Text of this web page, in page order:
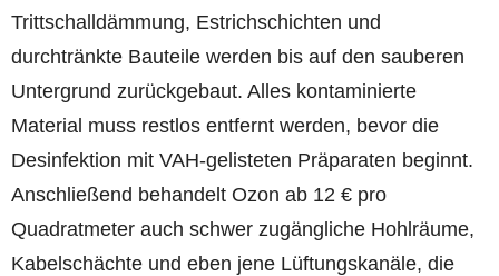
Trittschalldämmung, Estrichschichten und
durchtränkte Bauteile werden bis auf den sauberen
Untergrund zurückgebaut. Alles kontaminierte
Material muss restlos entfernt werden, bevor die
Desinfektion mit VAH-gelisteten Präparaten beginnt.
Anschließend behandelt Ozon ab 12 € pro
Quadratmeter auch schwer zugängliche Hohlräume,
Kabelschächte und eben jene Lüftungskanäle, die